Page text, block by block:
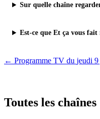
Sur quelle chaîne
Est-ce que Et ça vous
← Programme TV du jeudi
Toutes les chaînes